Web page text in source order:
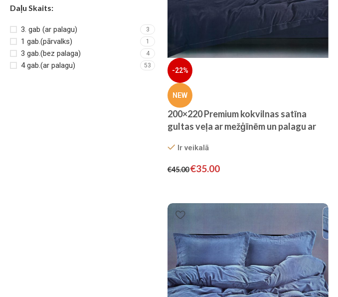
Daļu Skaits:
3. gab (ar palagu) 3
1 gab.(pārvalks) 1
3 gab.(bez palaga) 4
4 gab.(ar palagu) 53
-22%
NEW
200×220 Premium kokvilnas satīna
gultas veļa ar mežģīnēm un palagu ar
Ir veikalā
€45.00€35.00